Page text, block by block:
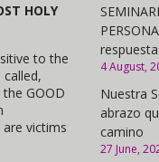
HOLY
to the
GOOD
are victims
4 August,
Nuestra
abrazo
camino
27 June,